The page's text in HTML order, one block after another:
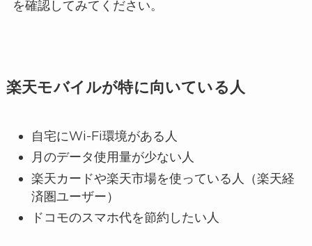
を確認してみてください。
楽天モバイルが特に向いている人
自宅にWi-Fi環境がある人
月のデータ使用量が少ない人
楽天カードや楽天市場を使っている人（楽天経
済圏ユーザー）
ドコモのスマホ代を節約したい人